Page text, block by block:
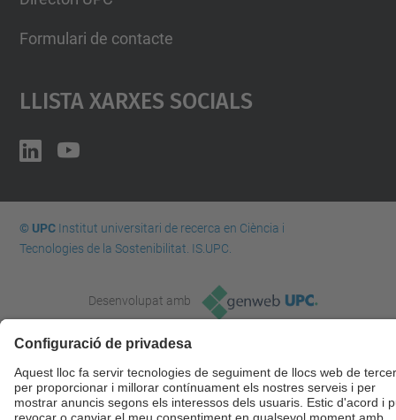
Formulari de contacte
Llista Xarxes Socials
© UPCInstitut universitari de recerca en Ciència i
Tecnologies de la Sostenibilitat. IS.UPC.
Desenvolupat amb